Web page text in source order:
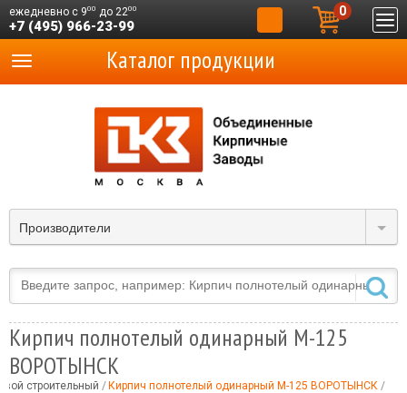
ежедневно с 900 до 2200
+7 (495) 966-23-99
0
Производители
Каталог продукции
Кирпич полнотелый одинарный М-125
ВОРОТЫНСК
строительный Кирпич полнотелый одинарный М-125 ВОРОТЫНСК